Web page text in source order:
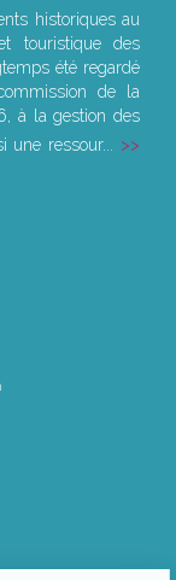
historiques au
touristique des
été regardé
de la
à la gestion des
une ressour...